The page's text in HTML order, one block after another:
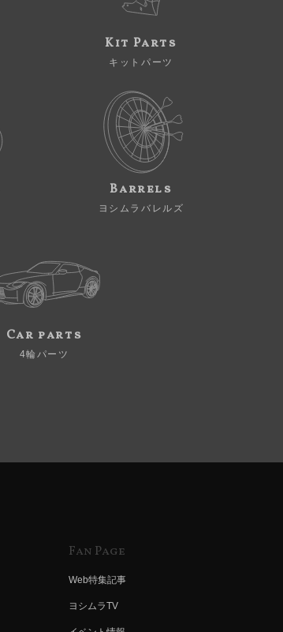
Kit Parts
キットパーツ
Barrels
ヨシムラバレルズ
Car parts
4輪パーツ
Fan Page
Web特集記事
ヨシムラTV